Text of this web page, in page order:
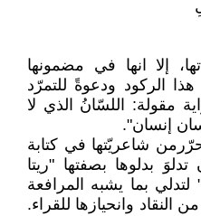
إلا انها في مضمونها
الركود ودعوةً للتمرّد
مقولة: اللسّانُ الذي لا
إنسان".
شاعريّتها في كتابة
تدلوَ بدلوها بصفتها "ريتا
بما يشبه المرافعة
النقاد وانحيازها للقراء.